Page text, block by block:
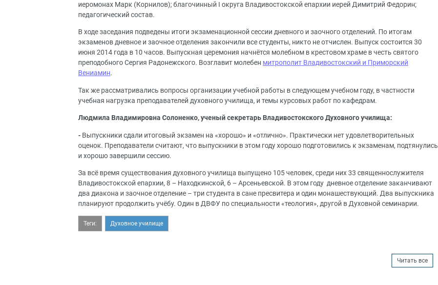
иеромонах Марк (Корнилов); благочинный I округа Владивостокской епархии иерей Димитрий Федорин;
педагогический состав.
В ходе заседания подведены итоги экзаменационной сессии дневного и заочного отделений. По итогам
экзаменов дневное и заочное отделения закончили все студенты, никто не отчислен. Выпуск состоится 30
июня 2014 года в 10 часов. Выпускная церемония начнётся молебном в крестовом храме в честь святого
преподобного Сергия Радонежского. Возглавит молебен митрополит Владивостокский и Приморский
Вениамин.
Так же рассматривались вопросы организации учебной работы в следующем учебном году, в частности
учебная нагрузка преподавателей духовного училища, и темы курсовых работ по кафедрам.
Людмила Владимировна Солоненко, ученый секретарь Владивостокского Духовного училища:
- Выпускники сдали итоговый экзамен на «хорошо» и «отлично». Практически нет удовлетворительных
оценок. Преподаватели считают, что выпускники в этом году хорошо подготовились к экзаменам, подтянулись
и хорошо завершили сессию.
За всё время существования духовного училища выпущено 105 человек, среди них 33 священнослужителя
Владивостокской епархии, 8 – Находкинской, 6 – Арсеньевской. В этом году дневное отделение заканчивают
два диакона и заочное отделение – три студента в сане пресвитера и один монашествующий. Два выпускника
планируют продолжить учёбу. Один в ДВФУ по специальности «теология», другой в Духовной семинарии.
Теги: Духовное училище
Читать все